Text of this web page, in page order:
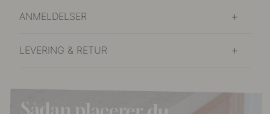
ANMELDELSER
LEVERING & RETUR